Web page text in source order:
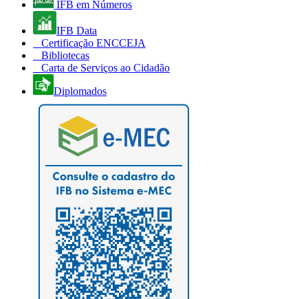
IFB em Números
IFB Data
Certificação ENCCEJA
Bibliotecas
Carta de Serviços ao Cidadão
Diplomados